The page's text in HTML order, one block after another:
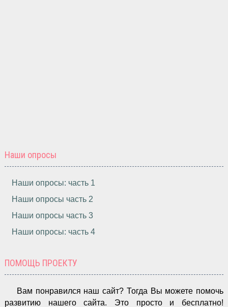
Наши опросы
Наши опросы: часть 1
Наши опросы часть 2
Наши опросы часть 3
Наши опросы: часть 4
ПОМОЩЬ ПРОЕКТУ
Вам понравился наш сайт? Тогда Вы можете помочь
развитию нашего сайта. Это просто и бесплатно!